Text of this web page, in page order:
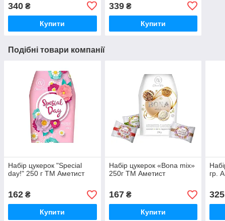
340 ₴
Купити
339₴
Купити
Подібні товари компанії
Набір цукерок "Special
day!" 250 г ТМ Аметист
162 ₴
Купити
Набір цукерок «Bona mix»
250г ТМ Аметист
167₴
Купити
гр.
325